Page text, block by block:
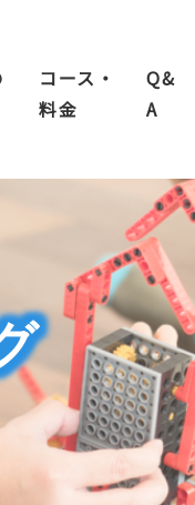
コース・
料金
Q&
A